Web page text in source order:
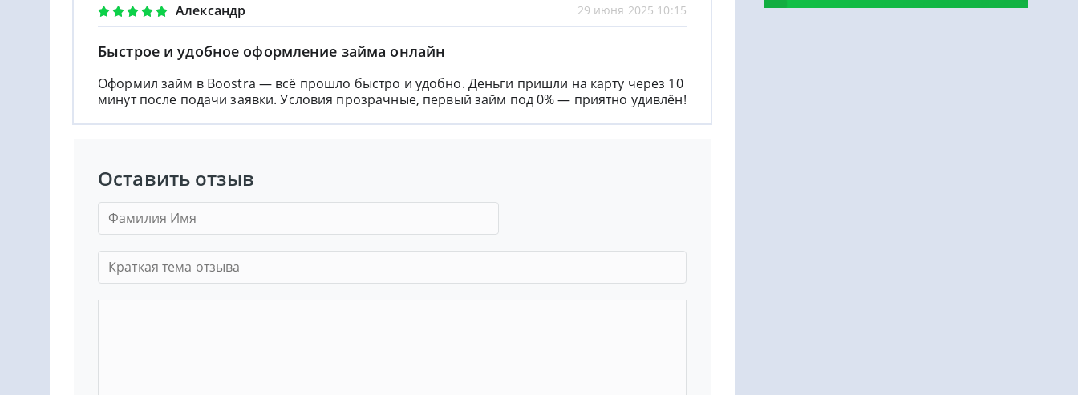
Александр 29 июня 2025 10:15
Быстрое и удобное оформление займа онлайн
Оформил займ в Boostra — всё прошло быстро и удобно. Деньги пришли на карту через 10
минут после подачи заявки. Условия прозрачные, первый займ под 0% — приятно удивлён!
Оставить отзыв